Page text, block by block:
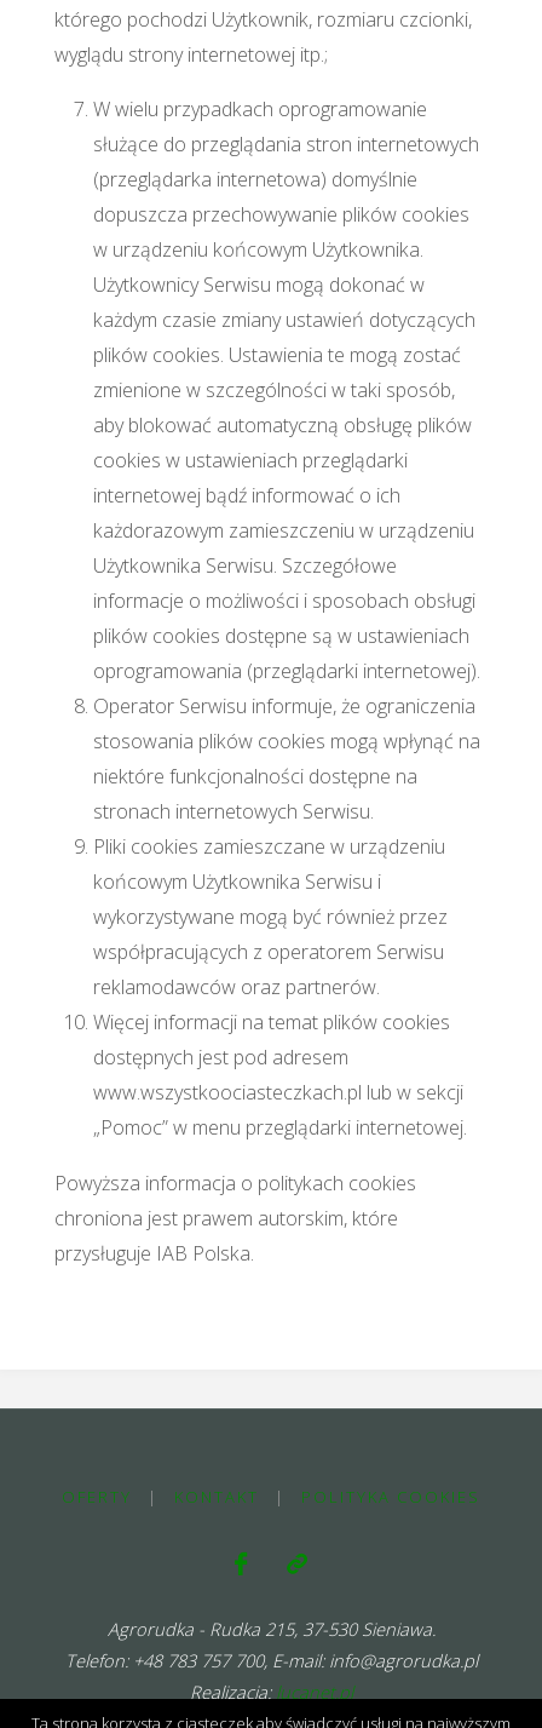
którego pochodzi Użytkownik, rozmiaru czcionki,
wyglądu strony internetowej itp.;
W wielu przypadkach oprogramowanie
służące do przeglądania stron internetowych
(przeglądarka internetowa) domyślnie
dopuszcza przechowywanie plików cookies
w urządzeniu końcowym Użytkownika.
Użytkownicy Serwisu mogą dokonać w
każdym czasie zmiany ustawień dotyczących
plików cookies. Ustawienia te mogą zostać
zmienione w szczególności w taki sposób,
aby blokować automatyczną obsługę plików
cookies w ustawieniach przeglądarki
internetowej bądź informować o ich
każdorazowym zamieszczeniu w urządzeniu
Użytkownika Serwisu. Szczegółowe
informacje o możliwości i sposobach obsługi
plików cookies dostępne są w ustawieniach
oprogramowania (przeglądarki internetowej).
Operator Serwisu informuje, że ograniczenia
stosowania plików cookies mogą wpłynąć na
niektóre funkcjonalności dostępne na
stronach internetowych Serwisu.
Pliki cookies zamieszczane w urządzeniu
końcowym Użytkownika Serwisu i
wykorzystywane mogą być również przez
współpracujących z operatorem Serwisu
reklamodawców oraz partnerów.
Więcej informacji na temat plików cookies
dostępnych jest pod adresem
www.wszystkoociasteczkach.pl lub w sekcji
„Pomoc” w menu przeglądarki internetowej.
Powyższa informacja o politykach cookies
chroniona jest prawem autorskim, które
przysługuje IAB Polska.
OFERTY | KONTAKT | POLITYKA COOKIES
Agrorudka - Rudka 215, 37-530 Sieniawa.
Telefon: +48 783 757 700, E-mail: info@agrorudka.pl
Realizacja: lucanet.pl
Ta strona korzysta z ciasteczek aby świadczyć usługi na najwyższym